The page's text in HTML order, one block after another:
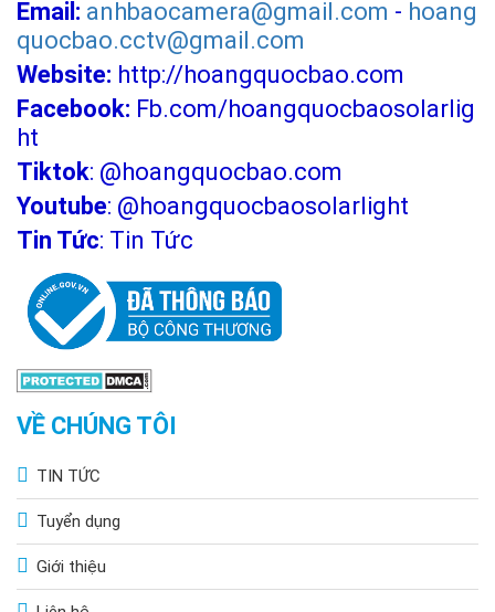
Email: anhbaocamera@gmail.com - hoang
quocbao.cctv@gmail.com
Website: http://hoangquocbao.com
Facebook: Fb.com/hoangquocbaosolarlig
ht
Tiktok: @hoangquocbao.com
Youtube: @hoangquocbaosolarlight
Tin Tức: Tin Tức
VỀ CHÚNG TÔI
TIN TỨC
Tuyển dụng
Giới thiệu